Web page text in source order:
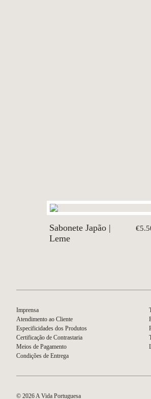
Sabonete Japão |
Leme
Imprensa
Atendimento ao Cliente
Especificidades dos Produtos
Certificação de Contrastaria
Meios de Pagamento
Condições de Entrega
© 2026 A Vida Portuguesa